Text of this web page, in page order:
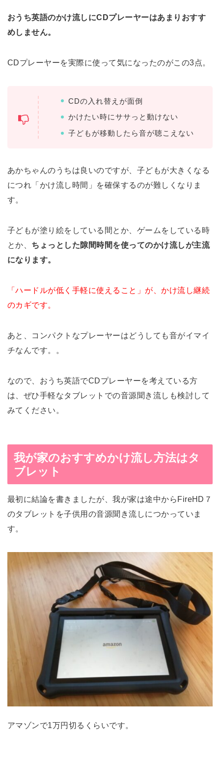
おうち英語のかけ流しにCDプレーヤーはあまりおすす
めしません。
CDプレーヤーを実際に使って気になったのがこの3点。
CDの入れ替えが面倒
かけたい時にササっと動けない
子どもが移動したら音が聴こえない
あかちゃんのうちは良いのですが、子どもが大きくなる
につれ「かけ流し時間」を確保するのが難しくなりま
す。
子どもが塗り絵をしている間とか、ゲームをしている時
とか、 ちょっとした隙間時間を使ってのかけ流しが主流
になります。
「ハードルが低く手軽に使えること」が、かけ流し継続
のカギです。
あと、コンパクトなプレーヤーはどうしても音がイマイ
チなんです。。
なので、おうち英語でCDプレーヤーを考えている方
は、ぜひ手軽なタブレットでの音源聞き流しも検討して
みてください。
我が家のおすすめかけ流し方法はタ
ブレット
最初に結論を書きましたが、我が家は途中からFireHD７
のタブレットを子供用の音源聞き流しにつかっていま
す。
アマゾンで1万円切るくらいです。